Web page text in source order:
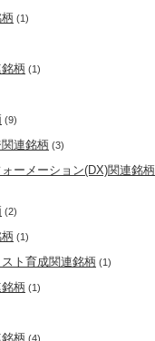
(1)
柄 (1)
(9)
連銘柄 (3)
ーメーション(DX)関連銘柄
(2)
(1)
ト育成関連銘柄 (1)
柄 (1)
柄 (4)